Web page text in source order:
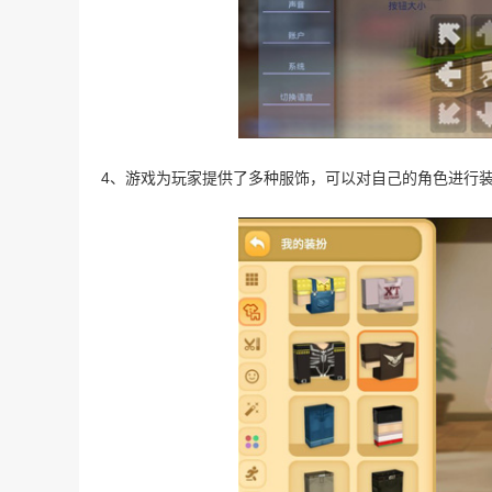
4、游戏为玩家提供了多种服饰，可以对自己的角色进行